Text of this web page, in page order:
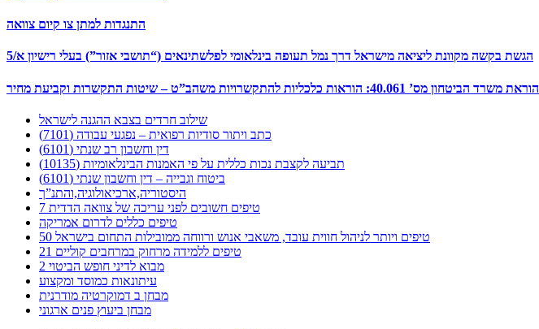
התנגדות למתן צו קיום צוואה
הגשת בקשה מקוונת ליציאה מישראל דרך נמל תעופה בינלאומי לפלשתינאים (“תושבי אזור”) בעלי רישיון א/5
הוראת משרד הביטחון מס’ 40.061: הוראות כלכליות להתקשרויות משהב”ט – שיטות התקשרות וקביעת מחיר
שילוב חרדים בצבא ההגנה לישראל
כתב ויתור סודיות רפואית – נפגעי עבודה (7101)
דין וחשבון רב שנתי (6101)
תביעה לקצבת נכות כללית על פי האמנות הבינלאומיות (10135)
ביטוח וגבייה – דין וחשבון שנתי (6101)
היסטוריה,ארכיאולוגיה,והתנ”ך
7 טיפים חשובים לפני עריכה של צוואה הדדית
טיפים כללים לדרום אמריקה
50 טיפים ויותר לניהול חווית עובד, משאבי אנוש ורווחה ממובילות התחום בישראל
21 טיפים ללמידה מרחוק במרחבים קוליים
מבוא לדיני חופש הביטוי 2
עיתונאות כמוסד ומקצוע
מבחן ב דמוקרטיה מודרנית
מבחן ביעוץ פנים ארגוני